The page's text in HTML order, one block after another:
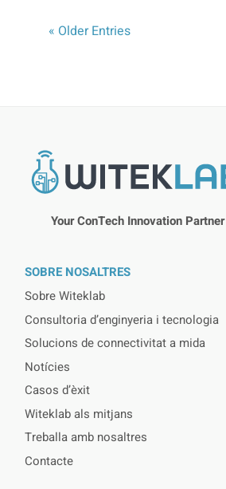
« Older Entries
Your ConTech Innovation Partner
SOBRE NOSALTRES
Sobre Witeklab
Consultoria d’enginyeria i tecnologia
Solucions de connectivitat a mida
Notícies
Casos d’èxit
Witeklab als mitjans
Treballa amb nosaltres
Contacte